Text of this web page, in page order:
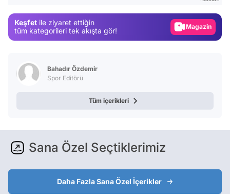
Keşfet ile ziyaret ettiğin
tüm kategorileri tek akışta gör!
Magazin
Bahadır Özdemir
Spor Editörü
Tüm içerikleri
Sana Özel Seçtiklerimiz
Daha Fazla Sana Özel İçerikler